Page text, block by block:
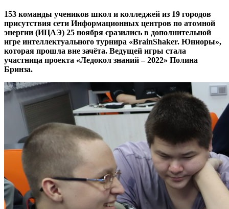
153 команды учеников школ и колледжей из 19 городов
присутствия сети Информационных центров по атомной
энергии (ИЦАЭ) 25 ноября сразились в дополнительной
игре интеллектуального турнира «BrainShaker. Юниоры»,
которая прошла вне зачёта. Ведущей игры стала
участница проекта «Ледокол знаний – 2022» Полина
Бринза.